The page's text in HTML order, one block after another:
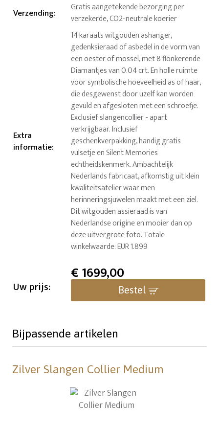
Verzending:
Gratis aangetekende bezorging per
verzekerde, CO2-neutrale koerier
Extra
informatie:
14 karaats witgouden ashanger,
gedenksieraad of asbedel in de vorm van
een oester of mossel, met 8 flonkerende
Diamantjes van 0.04 crt. En holle ruimte
voor symbolische hoeveelheid as of haar,
die desgewenst door uzelf kan worden
gevuld en afgesloten met een schroefje.
Exclusief slangencollier - apart
verkrijgbaar. Inclusief
geschenkverpakking, handig gratis
vulsetje en Silent Memories
echtheidskenmerk. Ambachtelijk
Nederlands fabricaat, afkomstig uit klein
kwaliteitsatelier waar men
herinneringsjuwelen maakt met een ziel.
Dit witgouden assieraad is van
Nederlandse origine en mooier dan op
deze uitvergrote foto. Totale
winkelwaarde: EUR 1.899
Uw prijs:
€1699,00
Bestel
Bijpassende artikelen
Zilver Slangen Collier Medium